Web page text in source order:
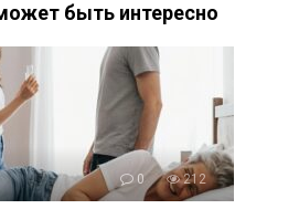
быть интересно
0 212